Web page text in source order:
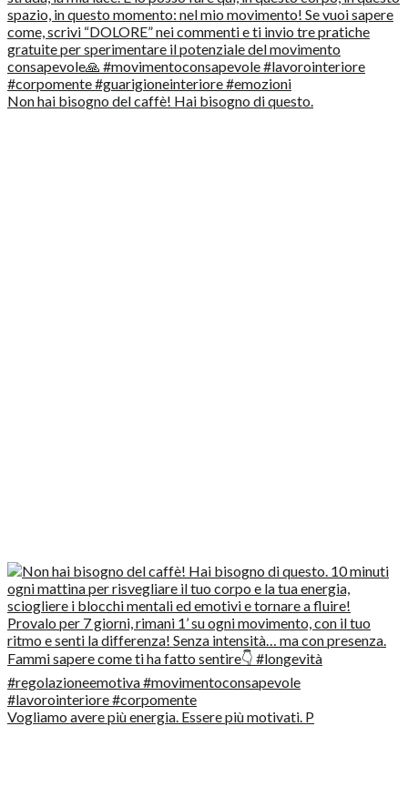
Non hai bisogno del caffè! Hai bisogno di questo.
Vogliamo avere più energia. Essere più motivati. P